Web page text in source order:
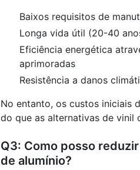
Baixos requisitos de
Longa vida útil (20-40
Eficiência energética
aprimoradas
Resistência a danos
No entanto, os custos iniciais
do que as alternativas de vinil
Q3: Como posso
de alumínio?